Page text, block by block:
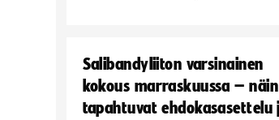
Salibandyliiton varsinainen
kokous marraskuussa – näin
tapahtuvat ehdokasasettelu